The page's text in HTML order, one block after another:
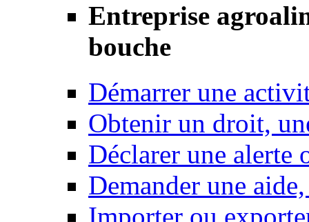
Entreprise
bouche
Démarrer une
Obtenir un droit,
Déclarer une alerte
Demander une